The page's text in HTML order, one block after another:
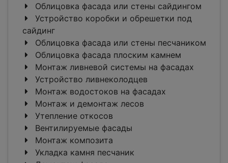
Облицовка фасада или стены сайдингом
Устройство коробки и обрешетки под
сайдинг
Облицовка фасада или стены песчаником
Облицовка фасада плоским камнем
Монтаж ливневой системы на фасадах
Устройство ливнеколодцев
Монтаж водостоков на фасадах
Монтаж и демонтаж лесов
Утепление откосов
Вентилируемые фасады
Монтаж композита
Укладка камня песчаник